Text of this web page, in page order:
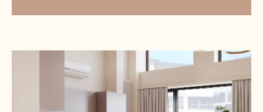
PREMIUM-проект
Дизайн-проект квартиры студии